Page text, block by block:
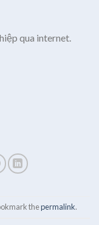
qua internet.
thepermalink.